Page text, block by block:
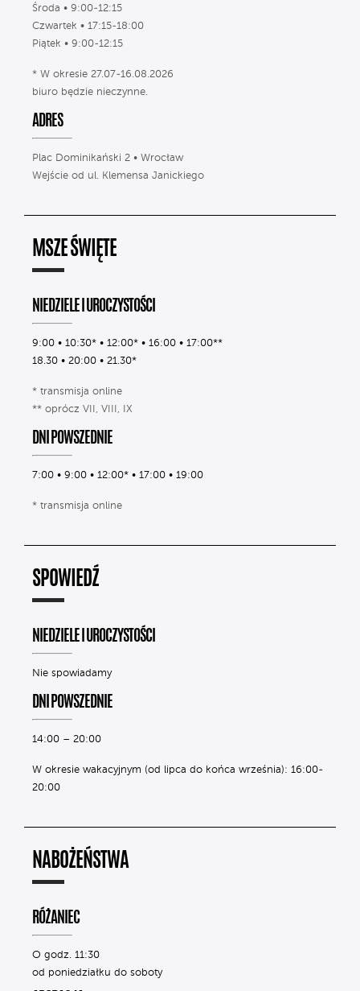
Środa • 9:00-12:15
Czwartek • 17:15-18:00
Piątek • 9:00-12:15
* W okresie 27.07-16.08.2026
biuro będzie nieczynne.
ADRES
Plac Dominikański 2 • Wrocław
Wejście od ul. Klemensa Janickiego
MSZE ŚWIĘTE
NIEDZIELE I UROCZYSTOŚCI
9:00 • 10:30* • 12:00* • 16:00 • 17:00**
18.30 • 20:00 • 21.30*
* transmisja online
** oprócz VII, VIII, IX
DNI POWSZEDNIE
7:00 • 9:00 • 12:00* • 17:00 • 19:00
* transmisja online
SPOWIEDŹ
NIEDZIELE I UROCZYSTOŚCI
Nie spowiadamy
DNI POWSZEDNIE
14:00 – 20:00
W okresie wakacyjnym (od lipca do końca września): 16:00-
20:00
NABOŻEŃSTWA
RÓŻANIEC
O godz. 11:30
od poniedziałku do soboty